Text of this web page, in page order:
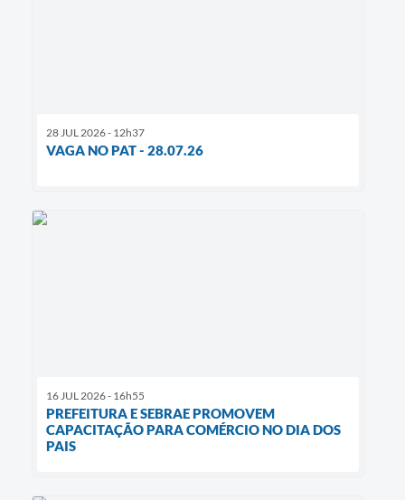
28 JUL 2026 - 12h37
VAGA NO PAT - 28.07.26
16 JUL 2026 - 16h55
PREFEITURA E SEBRAE PROMOVEM
CAPACITAÇÃO PARA COMÉRCIO NO DIA DOS
PAIS